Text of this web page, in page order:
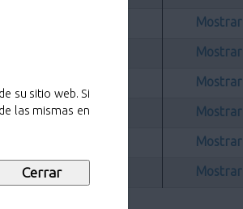
su sitio web. Si
las mismas en
Mostrar
Mostrar
Mostrar
Mostrar
Mostrar
Mostrar